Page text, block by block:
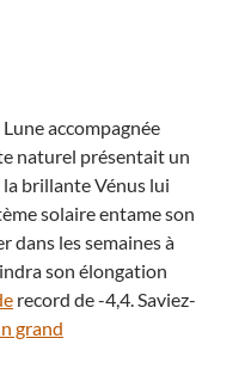
accompagnée
naturel présentait un
brillante Vénus lui
solaire entame son
dans les semaines à
son élongation
record de -4,4. Saviez-
grand